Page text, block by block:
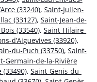
(33240), Saint-Julien-
(33127), Saint-Jean-de-
(33540), Saint-Hilaire-
d’Aiguevives (33920),
du-Puch (33750), Saint-
Germain-de-la-Rivière
(33490), Saint-Genis-du-